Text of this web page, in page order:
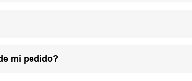
mi pedido?